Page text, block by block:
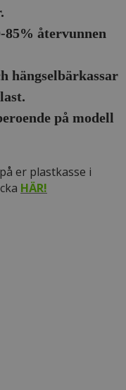
återvunnen
hängselbärkassar
på modell
er plastkasse i
HÄR!